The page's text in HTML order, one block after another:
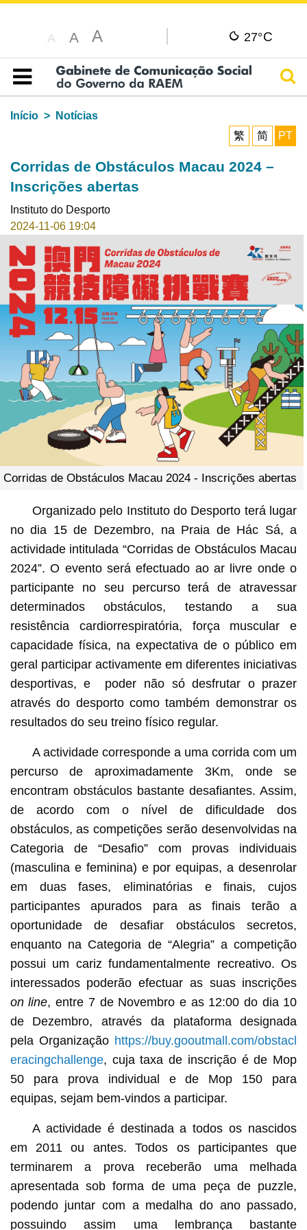
A A A 27°C
Índice
Início
Notícias
繁
简 PT
Corridas de Obstáculos Macau 2024 –
Inscrições abertas
Instituto do Desporto
2024-11-06 19:04
Corridas de Obstáculos Macau 2024 - Inscrições abertas
Organizado pelo Instituto do Desporto terá lugar
no dia 15 de Dezembro, na Praia de Hác Sá, a
actividade intitulada “Corridas de Obstáculos Macau
2024”. O evento será efectuado ao ar livre onde o
participante no seu percurso terá de atravessar
determinados obstáculos, testando a sua
resistência cardiorrespiratória, força muscular e
capacidade física, na expectativa de o público em
geral participar activamente em diferentes iniciativas
desportivas, e poder não só desfrutar o prazer
através do desporto como também demonstrar os
resultados do seu treino físico regular.
A actividade corresponde a uma corrida com um
percurso de aproximadamente 3Km, onde se
encontram obstáculos bastante desafiantes. Assim,
de acordo com o nível de dificuldade dos
obstáculos, as competições serão desenvolvidas na
Categoria de “Desafio” com provas individuais
(masculina e feminina) e por equipas, a desenrolar
em duas fases, eliminatórias e finais, cujos
participantes apurados para as finais terão a
oportunidade de desafiar obstáculos secretos,
enquanto na Categoria de “Alegria” a competição
possui um cariz fundamentalmente recreativo. Os
interessados poderão efectuar as suas inscrições
on line, entre 7 de Novembro e as 12:00 do dia 10
de Dezembro, através da plataforma designada
pela Organização https://buy.gooutmall.com/obstacl
eracingchallenge, cuja taxa de inscrição é de Mop
50 para prova individual e de Mop 150 para
equipas, sejam bem-vindos a participar.
A actividade é destinada a todos os nascidos
em 2011 ou antes. Todos os participantes que
terminarem a prova receberão uma melhada
apresentada sob forma de uma peça de puzzle,
podendo juntar com a medalha do ano passado,
possuindo assim uma lembrança bastante